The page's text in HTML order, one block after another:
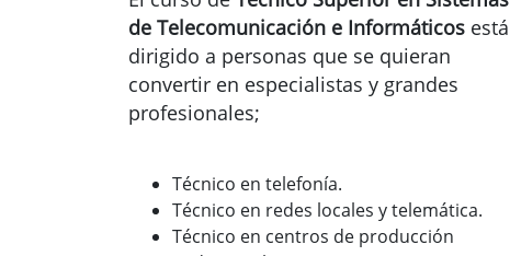
de Telecomunicación e Informáticos está
dirigido a personas que se quieran
convertir en especialistas y grandes
profesionales;
Técnico en telefonía.
Técnico en redes locales y telemática.
Técnico en centros de producción